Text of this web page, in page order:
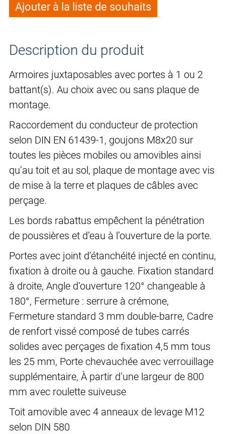
Ajouter à la liste de souhaits
Description du produit
Armoires juxtaposables avec portes à 1 ou 2
battant(s). Au choix avec ou sans plaque de
montage.
Raccordement du conducteur de protection
selon DIN EN 61439-1, goujons M8x20 sur
toutes les pièces mobiles ou amovibles ainsi
qu’au toit et au sol, plaque de montage avec vis
de mise à la terre et plaques de câbles avec
perçage.
Les bords rabattus empêchent la pénétration
de poussières et d’eau à l’ouverture de la porte.
Portes avec joint d’étanchéité injecté en continu,
fixation à droite ou à gauche. Fixation standard
à droite, Angle d‘ouverture 120° changeable à
180°, Fermeture : serrure à crémone,
Fermeture standard 3 mm double-barre, Cadre
de renfort vissé composé de tubes carrés
solides avec perçages de fixation 4,5 mm tous
les 25 mm, Porte chevauchée avec verrouillage
supplémentaire, À partir d’une largeur de 800
mm avec roulette suiveuse
Toit amovible avec 4 anneaux de levage M12
selon DIN 580